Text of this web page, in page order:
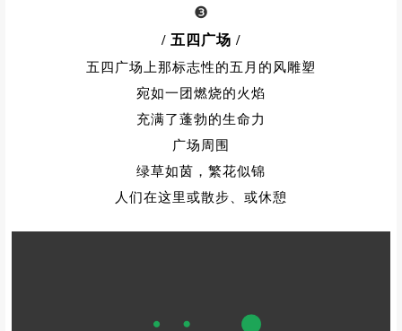
❸
/ 五四广场 /
五四广场上那标志性的五月的风雕塑
宛如一团燃烧的火焰
充满了蓬勃的生命力
广场周围
绿草如茵，繁花似锦
人们在这里或散步、或休憩